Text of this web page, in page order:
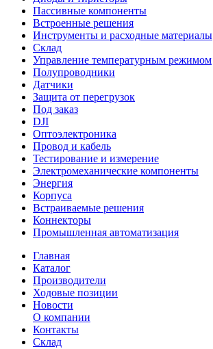
Пассивные компоненты
Встроенные решения
Инструменты и расходные материалы
Склад
Управление температурным режимом
Полупроводники
Датчики
Защита от перегрузок
Под заказ
DJI
Оптоэлектроника
Провод и кабель
Тестирование и измерение
Электромеханические компоненты
Энергия
Корпуса
Встраиваемые решения
Коннекторы
Промышленная автоматизация
Главная
Каталог
Производители
Ходовые позиции
Новости
О компании
Контакты
Склад